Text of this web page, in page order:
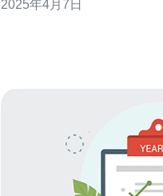
2025年4月7日